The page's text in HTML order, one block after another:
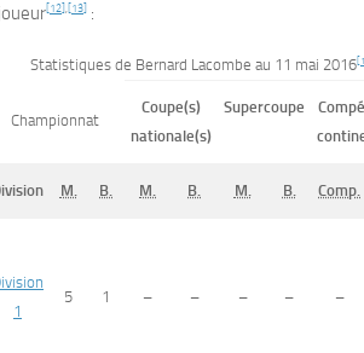
[12] [13] :
Statistiques de Bernard Lacombe au 11 mai 2016[
Championnat
Coupe(s)
nationale(s)
Supercoupe
M. B. M. B. M. B. Comp.
1
5 1 – – – – –